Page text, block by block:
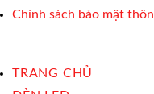
Chính sách bảo mật
TRANG CHỦ